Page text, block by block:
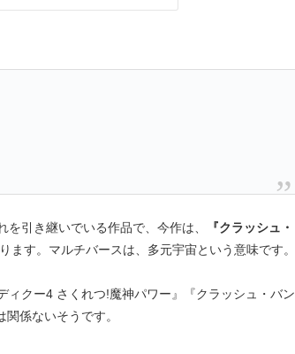
引き継いでいる作品で、今作は、
『クラッシュ・
ます。マルチバースは、多元宇宙という意味です。
クー4 さくれつ!魔神パワー』『クラッシュ・バン
係ないそうです。